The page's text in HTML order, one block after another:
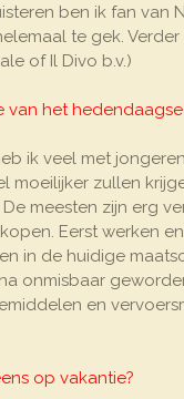
ben ik fan van
te gek.
of Il Divo b.v.)
van het
ik veel met
moeilijker zullen
meesten zijn erg
Eerst werken
in de huidige
onmisbaar
en
op vakantie?